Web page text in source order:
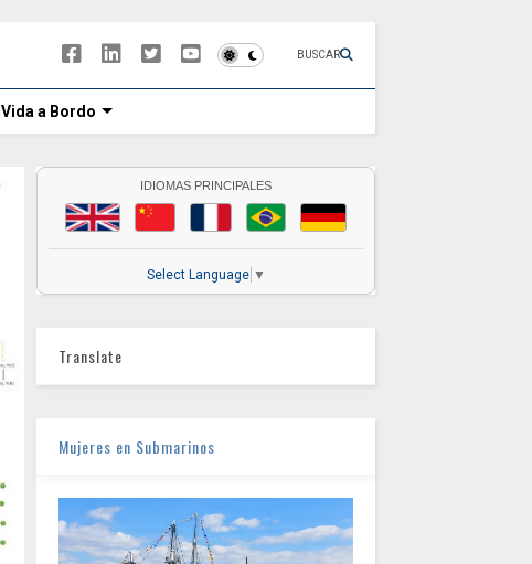
BUSCAR
Vida a Bordo
IDIOMAS PRINCIPALES
Select Language ▼
Translate
Mujeres en Submarinos